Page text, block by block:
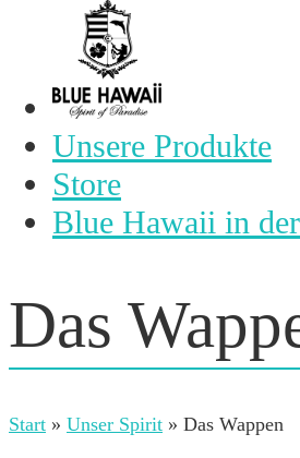
Unsere Produkte
Store
Blue Hawaii in
Das
Start » Unser Spirit » Das Wappen